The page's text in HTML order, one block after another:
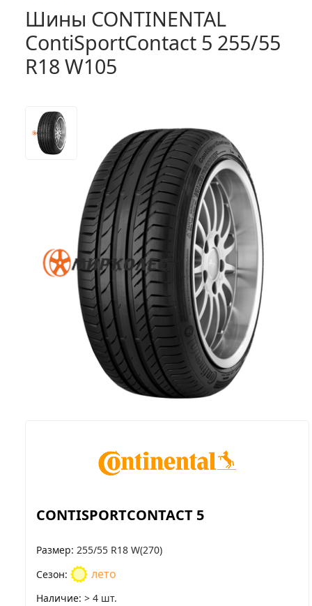
Шины CONTINENTAL
ContiSportContact 5 255/55
R18 W105
CONTISPORTCONTACT 5
Размер 255/55 R18 W(270)
Сезон
лето
Наличие > 4 шт.